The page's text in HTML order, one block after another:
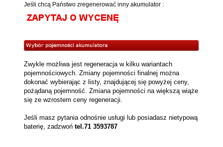
Jeśli chcą Państwo zregenerować inny akumulator :
Zwykle możliwa jest regeneracja w kilku wariantach
pojemnościowych. Zmiany pojemności finalnej można
dokonać wybierając z listy, znajdującej się powyżej ceny,
pożądaną pojemność. Zmiana pojemności na większą wiąże
się ze wzrostem ceny regeneracji.
Jeśli masz pytania odnośnie usługi lub posiadasz nietypową
baterię, zadzwoń tel.71 3593787